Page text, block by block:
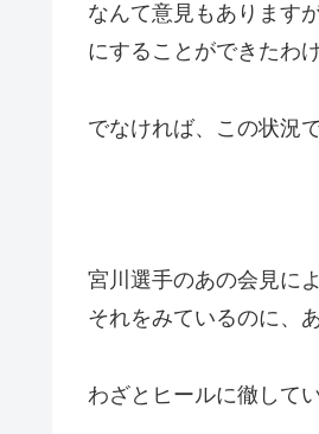
なんて意見もあります
にすることができたわ
でなければ、この状況
宮川選手のあの会見に
それをみているのに、
わざとヒールに徹して